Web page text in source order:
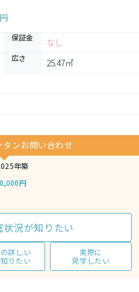
保証金 なし
広さ 25.47㎡
ンお問い合わせ
年築
円
状況が知りたい
詳しい
りたい
実際に
見学したい